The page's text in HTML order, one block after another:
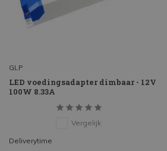
GLP
LED voedingsadapter dimbaar - 12V
100W 8.33A
Vergelijk
Deliverytime